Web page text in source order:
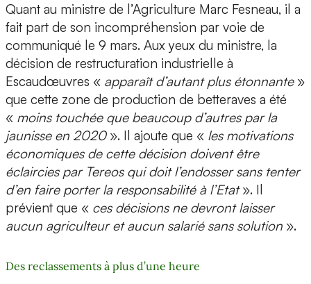
Quant au ministre de l’Agriculture Marc Fesneau, il a
fait part de son incompréhension par voie de
communiqué le 9 mars. Aux yeux du ministre, la
décision de restructuration industrielle à
Escaudœuvres « apparaît d’autant plus étonnante»
que cette zone de production de betteraves a été
« moins touchée que beaucoup d’autres par la
jaunisse en 2020». Il ajoute que « les motivations
économiques de cette décision doivent être
éclaircies par Tereos qui doit l’endosser sans tenter
d’en faire porter la responsabilité à l’Etat». Il
prévient que « ces décisions ne devront laisser
aucun agriculteur et aucun salarié sans solution ».
Des reclassements à plus d’une heure